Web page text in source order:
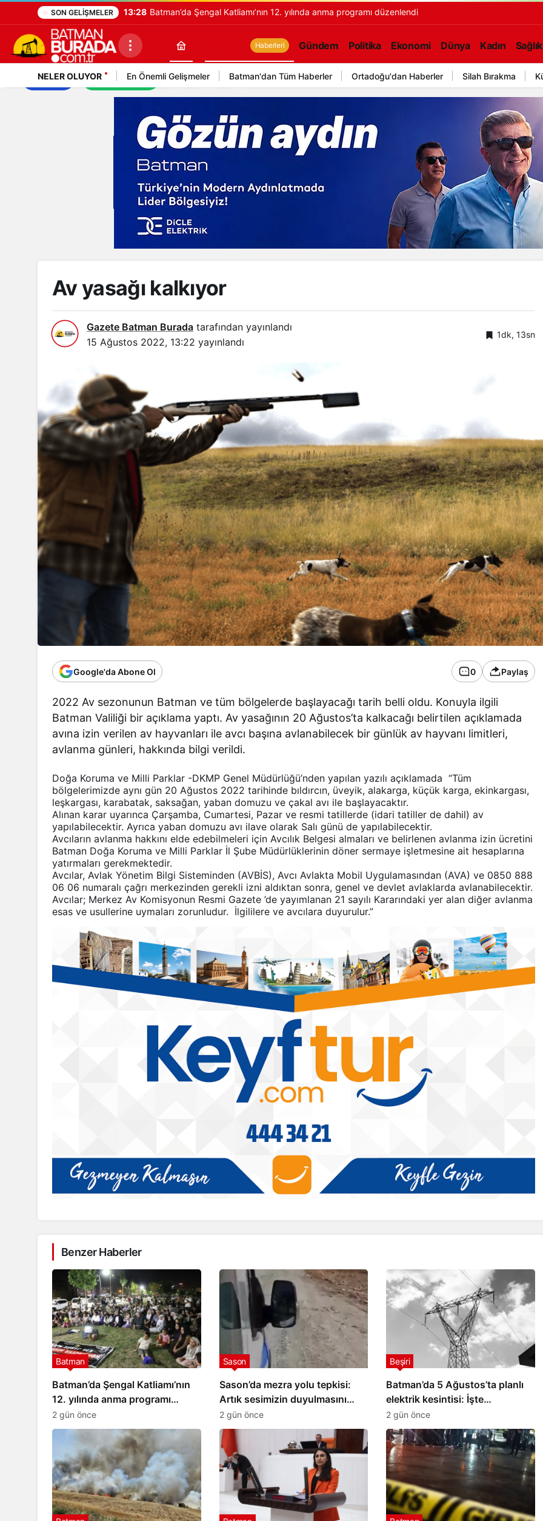
SON GELIŞMELER 13:28 Batman’da Şengal Katliamı’nın 12. yılında anma programı düzenlendi
Haberleri Gündem Politika Ekonomi Dünya Kadın Sağlık
İş İlanları Mekan Rehberi
NELER OLUYOR En Önemli Gelişmeler Batman'dan Tüm Haberler Ortadoğu'dan Haberler Silah Bırakma
Av yasağı kalkıyor
Gazete Batman Burada tarafından yayınlandı
15 Ağustos 2022, 13:22 yayınlandı
1dk, 13sn
Google'da Abone Ol 0 Paylaş
2022 Av sezonunun Batman ve tüm bölgelerde başlayacağı tarih belli oldu. Konuyla ilgili
Batman Valiliği bir açıklama yaptı. Av yasağının 20 Ağustos’ta kalkacağı belirtilen açıklamada
avına izin verilen av hayvanları ile avcı başına avlanabilecek bir günlük av hayvanı limitleri,
avlanma günleri, hakkında bilgi verildi.
Doğa Koruma ve Milli Parklar -DKMP Genel Müdürlüğü’nden yapılan yazılı açıklamada “Tüm
bölgelerimizde aynı gün 20 Ağustos 2022 tarihinde bıldırcın, üveyik, alakarga, küçük karga, ekinkargası,
leşkargası, karabatak, saksağan, yaban domuzu ve çakal avı ile başlayacaktır.
Alınan karar uyarınca Çarşamba, Cumartesi, Pazar ve resmi tatillerde (idari tatiller de dahil) av
yapılabilecektir. Ayrıca yaban domuzu avı ilave olarak Salı günü de yapılabilecektir.
Avcıların avlanma hakkını elde edebilmeleri için Avcılık Belgesi almaları ve belirlenen avlanma izin ücretini
Batman Doğa Koruma ve Milli Parklar İl Şube Müdürlüklerinin döner sermaye işletmesine ait hesaplarına
yatırmaları gerekmektedir.
Avcılar, Avlak Yönetim Bilgi Sisteminden (AVBİS), Avcı Avlakta Mobil Uygulamasından (AVA) ve 0850 888
06 06 numaralı çağrı merkezinden gerekli izni aldıktan sonra, genel ve devlet avlaklarda avlanabilecektir.
Avcılar; Merkez Av Komisyonun Resmi Gazete ’de yayımlanan 21 sayılı Kararındaki yer alan diğer avlanma
esas ve usullerine uymaları zorunludur. İlgililere ve avcılara duyurulur.”
Benzer Haberler
Batman’da Şengal Katliamı’nın
12. yılında anma programı
düzenlendi
Batman
2 gün önce
Sason’da mezra yolu tepkisi:
Artık sesimizin duyulmasını
istiyoruz
Sason
2 gün önce
Batman’da 5 Ağustos’ta planlı
elektrik kesintisi: İşte
etkilenecek yerler
Beşiri
2 gün önce
CHP Batman İl Başkanı Yılmaz
Özkanat: Batman halkı neden
cezalandırılıyor?
Nasıroğlu, Türkiye-İspanya
ekonomik ilişkileri için
temaslarda bulundu